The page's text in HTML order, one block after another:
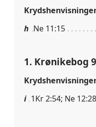
h Ne 11:15
1. Krønikebog
i 1Kr 2:54; Ne 12:28